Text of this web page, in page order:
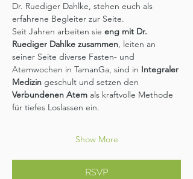
Dr. Ruediger Dahlke, stehen euch als
erfahrene Begleiter zur Seite.
Seit Jahren arbeiten sie eng mit Dr.
Ruediger Dahlke zusammen, leiten an
seiner Seite diverse Fasten- und
Atemwochen in TamanGa, sind in Integraler
Medizin geschult und setzen den
Verbundenen Atem als kraftvolle Methode
für tiefes Loslassen ein.
Show More
RSVP